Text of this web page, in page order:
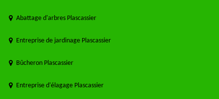
Abattage d'arbres Plascassier
Entreprise de jardinage Plascassier
Bûcheron Plascassier
Entreprise d'élagage Plascassier